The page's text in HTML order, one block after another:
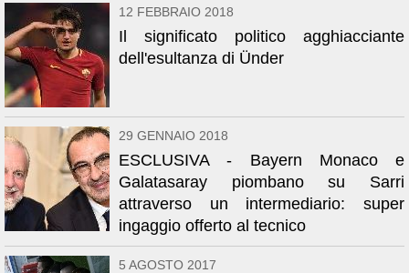
12 FEBBRAIO 2018
Il significato politico agghiacciante
dell'esultanza di Ünder
29 GENNAIO 2018
ESCLUSIVA - Bayern Monaco e
Galatasaray piombano su Sarri
attraverso un intermediario: super
ingaggio offerto al tecnico
5 AGOSTO 2017